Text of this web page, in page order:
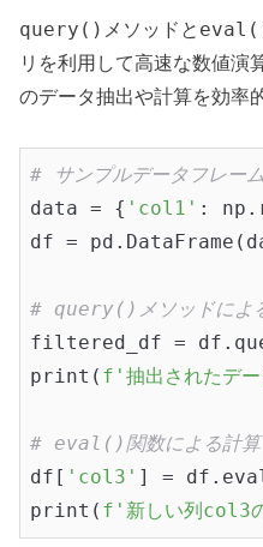
query() メソッドと
リを利用して高速な数値演
のデータ抽出や計算を効率
# サンプルデータフレー
data = { 'col1' :
df =
# query()メソッドによ
filtered_df =
print( f'抽出されたデー
# eval()関数による計算
df[ 'col3' ] =
print( f'新しい列col3